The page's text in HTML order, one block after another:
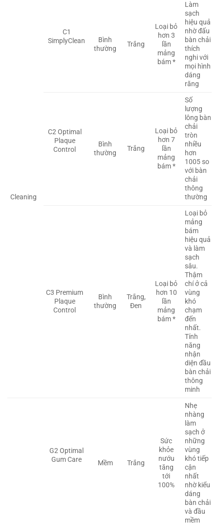
Cleaning
C1
SimplyClean
Bình
thường
Trắng
Loại bỏ
hơn 3
lần
mảng
bám *
Làm
sạch
hiệu quả
nhờ đấu
bàn chải
thích
nghi với
mọi hình
dáng
răng
C2 Optimal
Plaque
Control
Bình
thường
Trắng
Loại bỏ
hơn 7
lần
mảng
bám *
Số
lượng
lông bàn
chải
tròn
nhiều
hơn
1005 so
với bàn
chải
thông
thường
C3 Premium
Plaque
Control
Bình
thường
Trắng,
Đen
Loại bỏ
hơn 10
lần
mảng
bám *
Loại bỏ
mảng
bám
hiệu quả
và làm
sạch
sâu.
Thậm
chí ở cả
vùng
khó
chạm
đến
nhất.
Tính
năng
nhận
diện đầu
bàn chải
thông
minh
G2 Optimal
Gum Care
Mềm Trắng
Sức
khỏe
nướu
tăng
tới
100%
Nhẹ
nhàng
làm
sạch ở
những
vùng
khó tiếp
cận
nhất
nhờ kiểu
dáng
bàn chải
và đầu
mềm